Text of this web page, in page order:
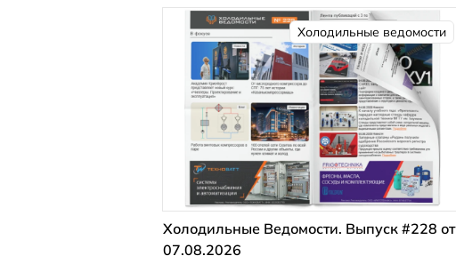
Холодильные ведомости
Холодильные Ведомости. Выпуск #228 от
07.08.2026